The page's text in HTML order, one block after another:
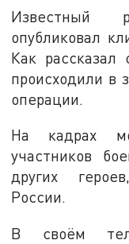
Известный
опубликовал
Как
происходили в
операции.
На кадрах
участников
других
России.
В своём